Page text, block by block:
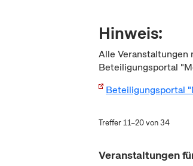
Hinweis:
Alle
Beteiligungsportal
Beteiligungsportal
Treffer 11–20 von 34
Veranstaltungen